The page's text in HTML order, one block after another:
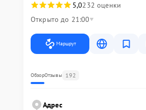
5,0232 оценки
Открыто до 21:00
Маршрут
ОбзорОтзывы 192
Адрес